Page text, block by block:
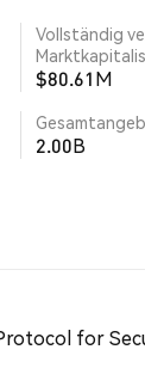
Vollständig
$80.61M
2.00B
for